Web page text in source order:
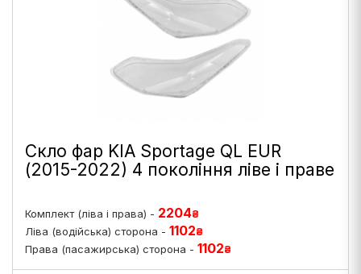
Скло фар KIA Sportage QL EUR
(2015-2022) 4 покоління ліве і праве
Комплект (ліва і права) - 2204₴
Ліва (водійська) сторона - 1102₴
Права (пасажирська) сторона - 1102₴